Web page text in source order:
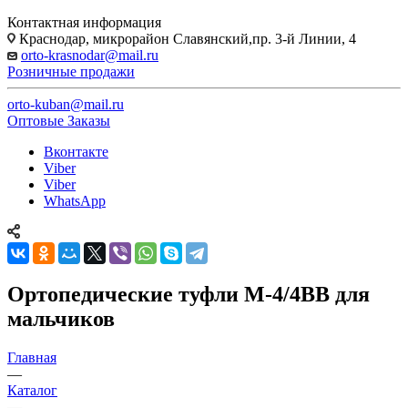
Контактная информация
Краснодар, микрорайон Славянский,пр. 3-й Линии, 4
orto-krasnodar@mail.ru
Розничные продажи
orto-kuban@mail.ru
Оптовые Заказы
Вконтакте
Viber
Viber
WhatsApp
Ортопедические туфли М-4/4ВВ для
мальчиков
Главная
—
Каталог